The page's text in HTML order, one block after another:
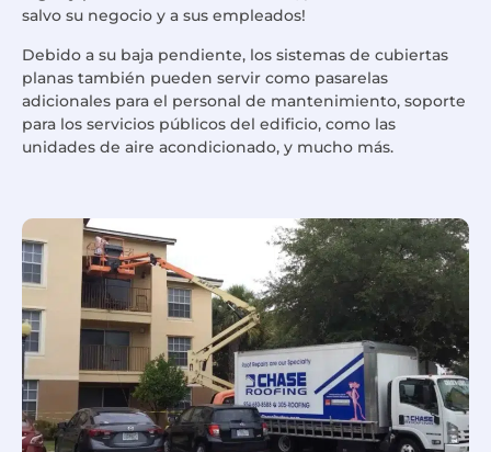
salvo su negocio y a sus empleados!
Debido a su baja pendiente, los sistemas de cubiertas
planas también pueden servir como pasarelas
adicionales para el personal de mantenimiento, soporte
para los servicios públicos del edificio, como las
unidades de aire acondicionado, y mucho más.